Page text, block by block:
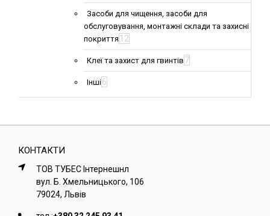
Засоби для чищення, засоби для
обслуговування, монтажні склади та захисні
покриття 12
Клеї та захист для гвинтів 7
Інші6
КОНТАКТИ
ТОВ ТУБЕС Iнтернешнл
вул. Б. Хмельницького, 106
79024, Львiв